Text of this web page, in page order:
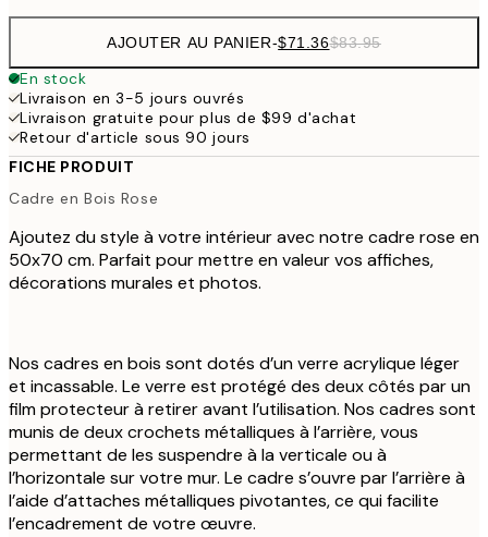
AJOUTER AU PANIER-$71.36$83.95
En stock
Livraison en 3-5 jours ouvrés
Livraison gratuite pour plus de $99 d'achat
Retour d'article sous 90 jours
FICHE PRODUIT
Cadre en Bois Rose
Ajoutez du style à votre intérieur avec notre cadre rose en
50x70 cm. Parfait pour mettre en valeur vos affiches,
décorations murales et photos.
Nos cadres en bois sont dotés d’un verre acrylique léger
et incassable. Le verre est protégé des deux côtés par un
film protecteur à retirer avant l’utilisation. Nos cadres sont
munis de deux crochets métalliques à l’arrière, vous
permettant de les suspendre à la verticale ou à
l’horizontale sur votre mur. Le cadre s’ouvre par l’arrière à
l’aide d’attaches métalliques pivotantes, ce qui facilite
l’encadrement de votre œuvre.